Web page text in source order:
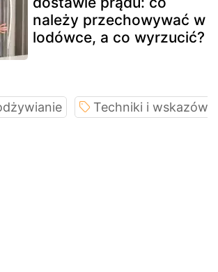
należy przechowywać w
lodówce, a co wyrzucić?
Techniki i